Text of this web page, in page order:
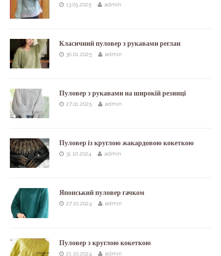
13.03.2025 admin
Класичний пуловер з рукавами реглан
30.01.2025 admin
Пуловер з рукавами на широкій резинці
27.01.2025 admin
Пуловер із круглою жакардовою кокеткою
31.10.2024 admin
Японський пуловер гачком
27.10.2024 admin
Пуловер з круглою кокеткою
21.10.2024 admin